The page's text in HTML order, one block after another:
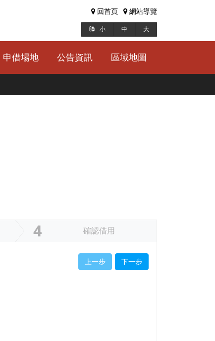
回首頁 網站導覽
小 中 大
申借場地 公告資訊 區域地圖
4 確認借用
上一步 下一步